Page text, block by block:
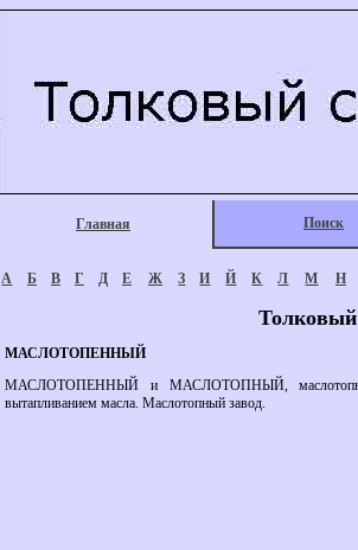
Главная Поиск
А Б В Г Д Е Ж З И Й К Л М Н
МАСЛОТОПЕННЫЙ
МАСЛОТОПЕННЫЙ и МАСЛОТОПНЫЙ, маслотопная,
вытапливанием масла. Маслотопный завод.